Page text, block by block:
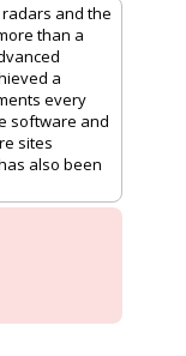
radars and the
than a
a
every
software and
sites
also been